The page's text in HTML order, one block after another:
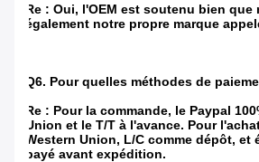
Re : Oui, l'OEM est soutenu bien
également notre propre marque
Q6. Pour quelles méthodes de
Re : Pour la commande, le Paypal
Union et le T/T à l'avance. Pour
Western Union, L/C comme dépôt, et
payé avant expédition.